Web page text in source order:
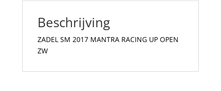
Beschrijving
ZADEL SM 2017 MANTRA RACING UP OPEN
ZW